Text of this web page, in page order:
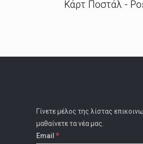
Κάρτ Ποστάλ -
Γίνετε μέλος της λίστας
μαθαίνετε τα νέα μας.
Email *